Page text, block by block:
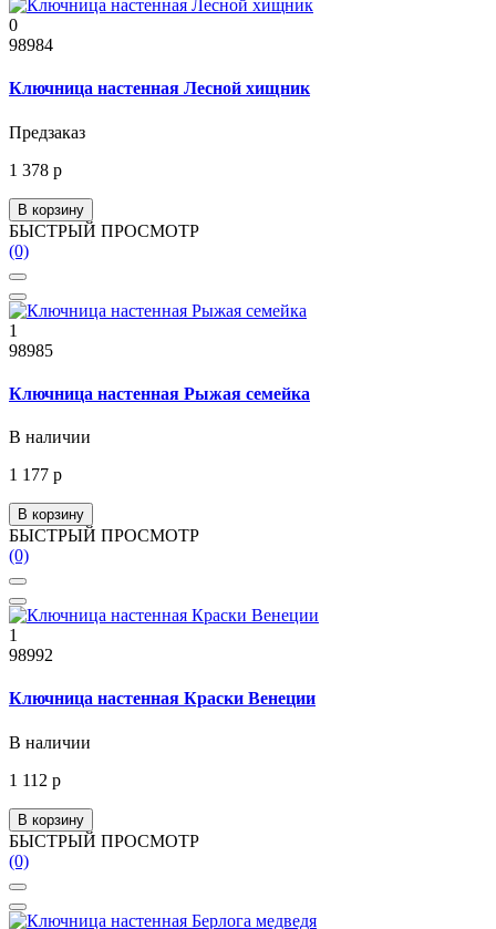
0
98984
Ключница настенная Лесной хищник
Предзаказ
1 378 р
В корзину
БЫСТРЫЙ ПРОСМОТР
(0)
1
98985
Ключница настенная Рыжая семейка
В наличии
1 177 р
В корзину
БЫСТРЫЙ ПРОСМОТР
(0)
1
98992
Ключница настенная Краски Венеции
В наличии
1 112 р
В корзину
БЫСТРЫЙ ПРОСМОТР
(0)